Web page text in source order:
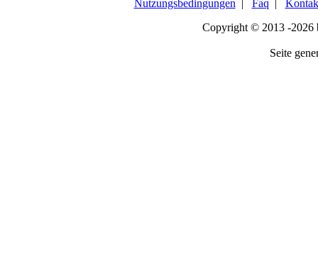
Nutzungsbedingungen Faq
Copyright © 2013 -2026
Seite